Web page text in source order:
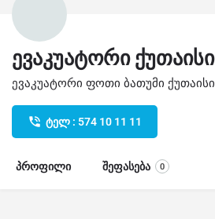
ევაკუატორი ქუთაისი
ევაკუატორი ფოთი ბათუმი ქუთაისი
ტელ : 574 10 11 11
პროფილი შეფასება 0